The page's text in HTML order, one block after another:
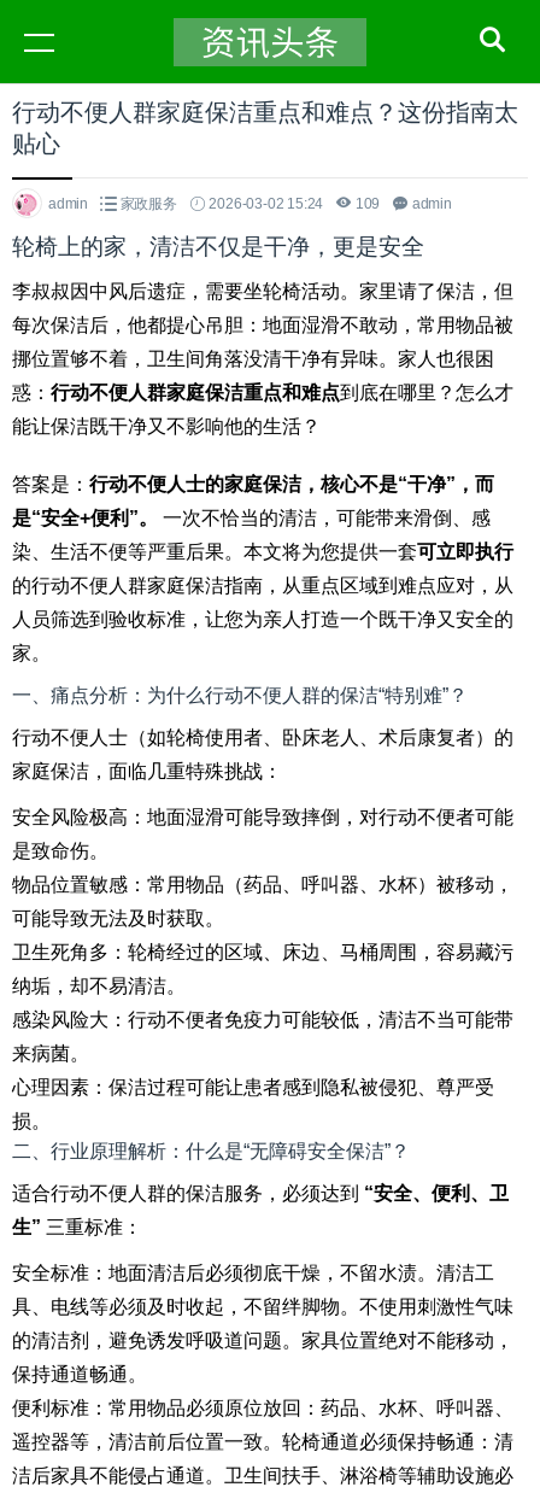
行动不便人群家庭保洁重点和难点？这份指南太
贴心
admin 家政服务 2026-03-02 15:24 109 admin
轮椅上的家，清洁不仅是干净，更是安全
李叔叔因中风后遗症，需要坐轮椅活动。家里请了保洁，但
每次保洁后，他都提心吊胆：地面湿滑不敢动，常用物品被
挪位置够不着，卫生间角落没清干净有异味。家人也很困
惑： 行动不便人群家庭保洁重点和难点到底在哪里？怎么才
能让保洁既干净又不影响他的生活？
答案是： 行动不便人士的家庭保洁，核心不是“干净”，而
是“安全+便利”。
一次不恰当的清洁，可能带来滑倒、感
染、生活不便等严重后果。本文将为您提供一套可立即执行
的行动不便人群家庭保洁指南，从重点区域到难点应对，从
人员筛选到验收标准，让您为亲人打造一个既干净又安全的
家。
一、痛点分析：为什么行动不便人群的保洁“特别难”？
行动不便人士（如轮椅使用者、卧床老人、术后康复者）的
家庭保洁，面临几重特殊挑战：
安全风险极高：地面湿滑可能导致摔倒，对行动不便者可能
是致命伤。
物品位置敏感：常用物品（药品、呼叫器、水杯）被移动，
可能导致无法及时获取。
卫生死角多：轮椅经过的区域、床边、马桶周围，容易藏污
纳垢，却不易清洁。
感染风险大：行动不便者免疫力可能较低，清洁不当可能带
来病菌。
心理因素：保洁过程可能让患者感到隐私被侵犯、尊严受
损。
二、行业原理解析：什么是“无障碍安全保洁”？
适合行动不便人群的保洁服务，必须达到 “安全、便利、卫
生” 三重标准：
安全标准：地面清洁后必须彻底干燥，不留水渍。清洁工
具、电线等必须及时收起，不留绊脚物。不使用刺激性气味
的清洁剂，避免诱发呼吸道问题。家具位置绝对不能移动，
保持通道畅通。
便利标准：常用物品必须原位放回：药品、水杯、呼叫器、
遥控器等，清洁前后位置一致。轮椅通道必须保持畅通：清
洁后家具不能侵占通道。卫生间扶手、淋浴椅等辅助设施必